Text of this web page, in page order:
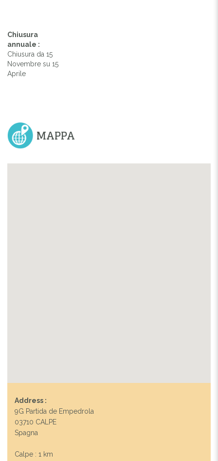
Chiusura
annuale :
Chiusura da 15
Novembre su 15
Aprile
MAPPA
Address :
9G Partida de Empedrola
03710 CALPE
Spagna
Calpe : 1 km